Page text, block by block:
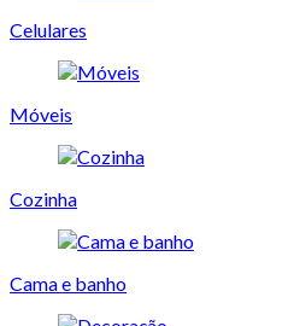
Celulares
Móveis
Cozinha
Cama e banho